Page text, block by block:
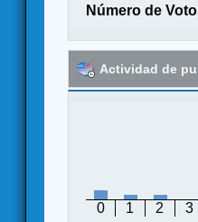
Número de
Actividad de
0 1 2 3